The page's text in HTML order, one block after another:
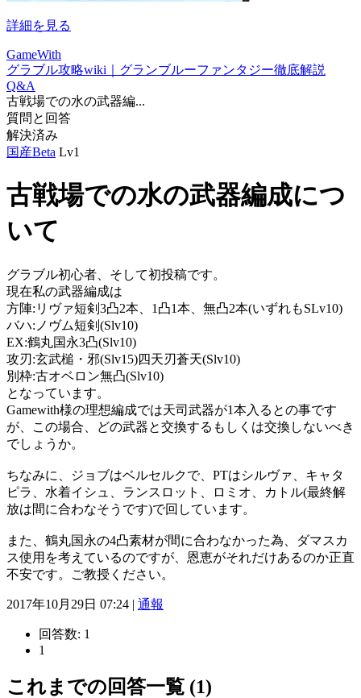
詳細を見る
GameWith
グラブル攻略wiki｜グランブルーファンタジー徹底解説
Q&A
古戦場での水の武器編...
質問と回答
解決済み
国産Beta Lv1
古戦場での水の武器編成につ
いて
グラブル初心者、そして初投稿です。
現在私の武器編成は
方陣:リヴァ短剣3凸2本、1凸1本、無凸2本(いずれもSLv10)
バハ:ノヴム短剣(Slv10)
EX:鶴丸国永3凸(Slv10)
攻刃:玄武槌・邪(Slv15)四天刃蒼天(Slv10)
別枠:古オベロン無凸(Slv10)
となっています。
Gamewith様の理想編成では天司武器が1本入るとの事です
が、この場合、どの武器と交換するもしくは交換しないべき
でしょうか。
ちなみに、ジョブはベルセルクで、PTはシルヴァ、キャタ
ピラ、水着イシュ、ランスロット、ロミオ、カトル(最終解
放は間に合わなそうです)で回しています。
また、鶴丸国永の4凸素材が間に合わなかった為、ダマスカ
ス使用を考えているのですが、恩恵がそれだけあるのか正直
不安です。ご教授ください。
2017年10月29日 07:24 | 通報
回答数: 1
1
これまでの回答一覧 (1)